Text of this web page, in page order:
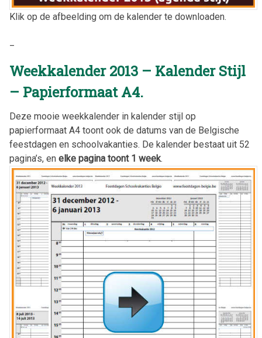
Klik op de afbeelding om de kalender te downloaden.
Weekkalender 2013 – Kalender Stijl
– Papierformaat A4.
Deze mooie weekkalender in kalender stijl op
papierformaat A4 toont ook de datums van de Belgische
feestdagen en schoolvakanties. De kalender bestaat uit 52
pagina’s, en elke pagina toont 1 week.